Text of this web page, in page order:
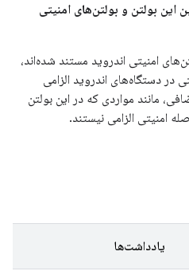
این بولتن و بولتن‌های امنیتی
امنیتی اندروید مستند شده‌اند،
در دستگاه‌های اندروید الزامی
مانند مواردی که در این بولتن
امنیتی الزامی نیستند.
یادداشت‌ها